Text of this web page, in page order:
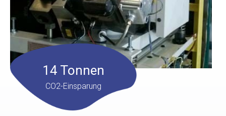
14 Tonnen
CO2-Einsparung